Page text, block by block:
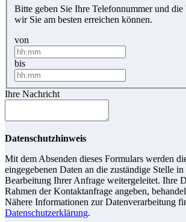
Bitte geben Sie Ihre Telefonnummer und
wir Sie am besten erreichen können.
von
bis
Ihre Nachricht
Datenschutzhinweis
Mit dem Absenden dieses Formulars werden
eingegebenen Daten an die zuständige Stelle
Bearbeitung Ihrer Anfrage weitergeleitet. Ihre
Rahmen der Kontaktanfrage angeben,
Nähere Informationen zur Datenverarbeitung
Datenschutzerklärung.